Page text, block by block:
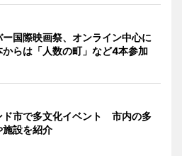
国際映画祭、オンライン中心に
らは「人数の町」など4本参加
ド市で多文化イベント 市内の多
設を紹介